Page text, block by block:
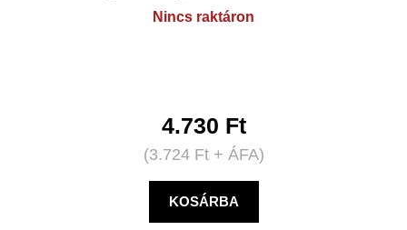
Nincs raktáron
4.730 Ft
(3.724 Ft+ ÁFA)
KOSÁRBA